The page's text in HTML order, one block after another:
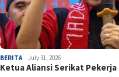
BERITA July 31, 2026
Ketua Aliansi Serikat